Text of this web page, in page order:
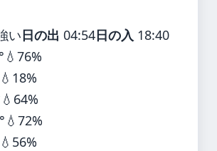
い日の出 04:54日の入 18:40
💧76%
💧18%
💧64%
💧72%
💧56%